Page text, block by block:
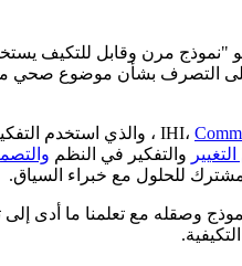
"نموذج مرن وقابل للتكيف
على التصرف بشأن موضوع
، والذي استخدم
والتفكير في النظم
للحلول مع خبراء السياق.
وصقله مع تعلمنا ما